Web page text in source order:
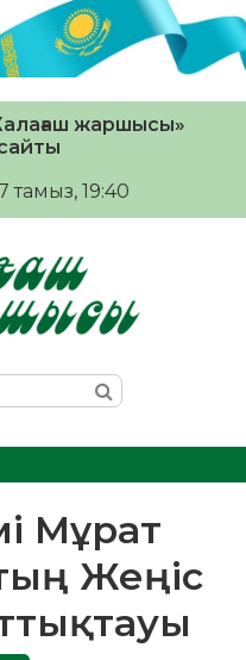
жаршысы»
сайты
тамыз, 19:40
Мұрат
Жеңіс